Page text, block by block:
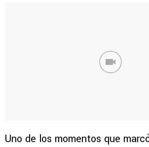
Uno de los momentos que